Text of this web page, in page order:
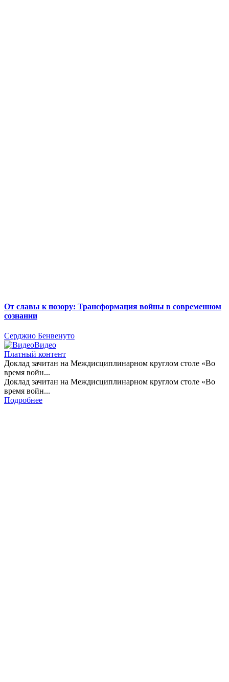
От славы к позору: Трансформация войны в современном
сознании
Серджио Бенвенуто
Видео
Платный контент
Доклад зачитан на Междисциплинарном круглом столе «Во
время войн...
Доклад зачитан на Междисциплинарном круглом столе «Во
время войн...
Подробнее